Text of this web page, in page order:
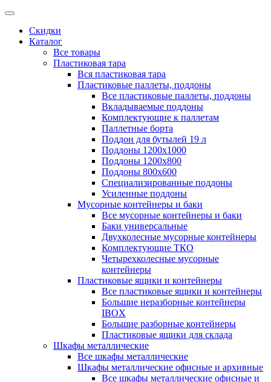
Скидки
Каталог
Все товары
Пластиковая тара
Вся пластиковая тара
Пластиковые паллеты, поддоны
Все пластиковые паллеты, поддоны
Вкладываемые поддоны
Комплектующие к паллетам
Паллетные борта
Поддон для бутылей 19 л
Поддоны 1200х1000
Поддоны 1200х800
Поддоны 800х600
Специализированные поддоны
Усиленные поддоны
Мусорные контейнеры и баки
Все мусорные контейнеры и баки
Баки универсальные
Двухколесные мусорные контейнеры
Комплектующие ТКО
Четырехколесные мусорные
контейнеры
Пластиковые ящики и контейнеры
Все пластиковые ящики и контейнеры
Большие неразборные контейнеры
IBOX
Большие разборные контейнеры
Пластиковые ящики для склада
Шкафы металлические
Все шкафы металлические
Шкафы металлические офисные и архивные
Все шкафы металлические офисные и